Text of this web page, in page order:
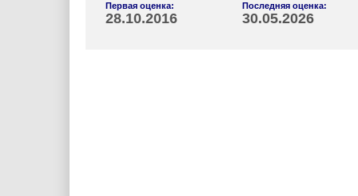
Первая оценка:
28.10.2016
Последняя оценка:
30.05.2026